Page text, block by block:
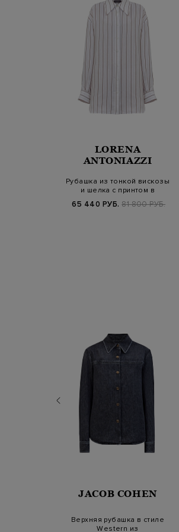
LORENA
ANTONIAZZI
Рубашка из тонкой вискозы
и шелка с принтом в
65 440 РУБ. 81 800 РУБ.
JACOB COHEN
Верхняя рубашка в стиле
Western из